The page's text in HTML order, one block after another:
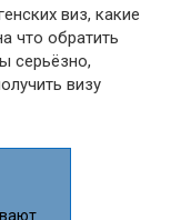
виз, какие
что обратить
серьёзно,
визу